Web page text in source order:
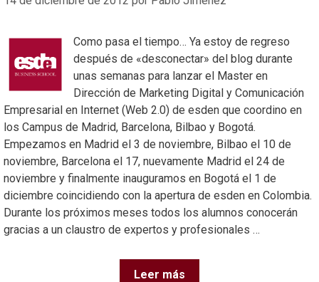
Como pasa el tiempo… Ya estoy de regreso
después de «desconectar» del blog durante
unas semanas para lanzar el Master en
Dirección de Marketing Digital y Comunicación
Empresarial en Internet (Web 2.0) de esden que coordino en
los Campus de Madrid, Barcelona, Bilbao y Bogotá.
Empezamos en Madrid el 3 de noviembre, Bilbao el 10 de
noviembre, Barcelona el 17, nuevamente Madrid el 24 de
noviembre y finalmente inauguramos en Bogotá el 1 de
diciembre coincidiendo con la apertura de esden en Colombia.
Durante los próximos meses todos los alumnos conocerán
gracias a un claustro de expertos y profesionales …
Leer más